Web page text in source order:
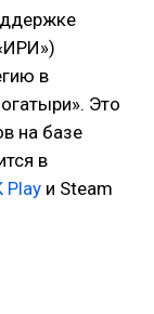
в
Это
на базе
в
Play и Steam